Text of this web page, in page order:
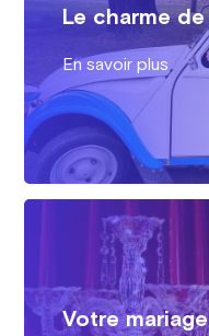
Le charme
En savoir plus
Votre